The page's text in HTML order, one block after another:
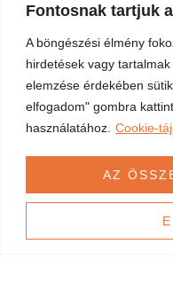
Fontosnak tartjuk
A böngészési élmény
hirdetések vagy
elemzése érdekében
elfogadom" gombra
használatához. Cookie-
AZ